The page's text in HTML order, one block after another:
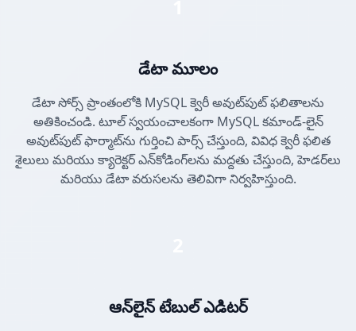
డేటా మూలం
డేటా సోర్స్ ప్రాంతంలోకి MySQL క్వెరీ అవుట్‌పుట్ ఫలితాలను
అతికించండి. టూల్ స్వయంచాలకంగా MySQL కమాండ్-లైన్
అవుట్‌పుట్ ఫార్మాట్‌ను గుర్తించి పార్స్ చేస్తుంది, వివిధ క్వెరీ ఫలిత
శైలులు మరియు క్యారెక్టర్ ఎన్‌కోడింగ్‌లను మద్దతు చేస్తుంది, హెడర్‌లు
మరియు డేటా వరుసలను తెలివిగా నిర్వహిస్తుంది.
ఆన్‌లైన్ టేబుల్ ఎడిటర్